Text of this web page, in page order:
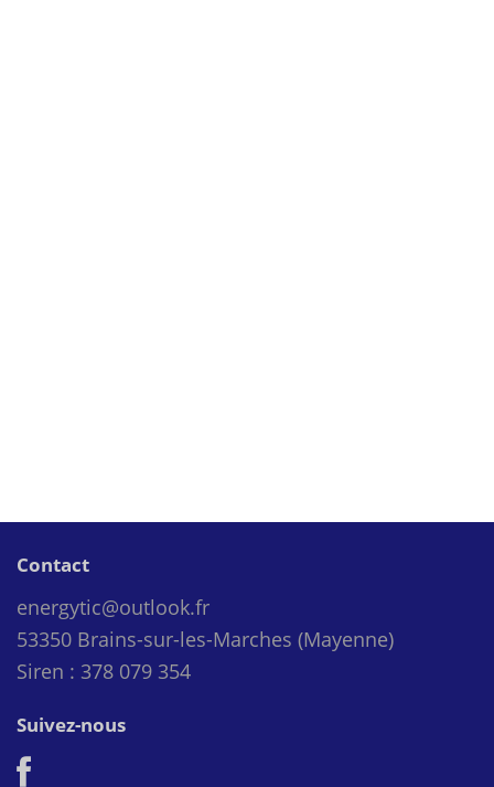
Contact
energytic@outlook.fr
53350 Brains-sur-les-Marches (Mayenne)
Siren : 378 079 354
Suivez-nous